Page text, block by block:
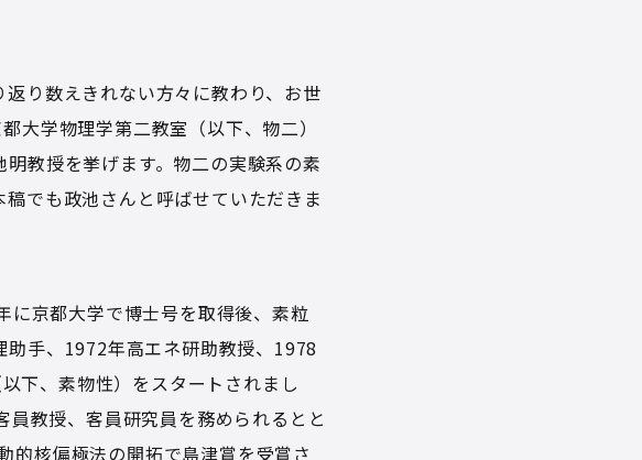
り数えきれない方々に教わり、お世
大学物理学第二教室（以下、物二）
教授を挙げます。物二の実験系の素
でも政池さんと呼ばせていただきま
に京都大学で博士号を取得後、素粒
手、1972年高エネ研助教授、1978
下、素物性）をスタートされまし
教授、客員研究員を務められるとと
的核偏極法の開拓で島津賞を受賞さ